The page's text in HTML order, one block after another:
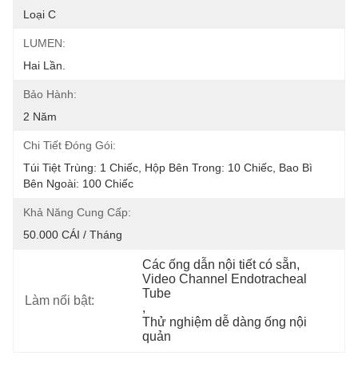
Loại C
LUMEN:
Hai Lần.
Bảo Hành:
2 Năm
Chi Tiết Đóng Gói:
Túi Tiệt Trùng: 1 Chiếc, Hộp Bên Trong: 10 Chiếc, Bao Bì
Bên Ngoài: 100 Chiếc
Khả Năng Cung Cấp:
50.000 CÁI / Tháng
Làm nổi bật:
Các ống dẫn nội tiết có sẵn,
Video Channel Endotracheal
Tube
,
Thử nghiệm dễ dàng ống nội
quản